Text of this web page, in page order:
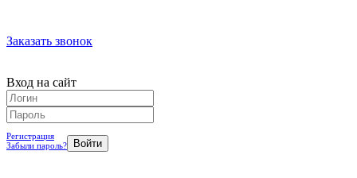
Заказать звонок
Вход на сайт
Регистрация
Забыли пароль?